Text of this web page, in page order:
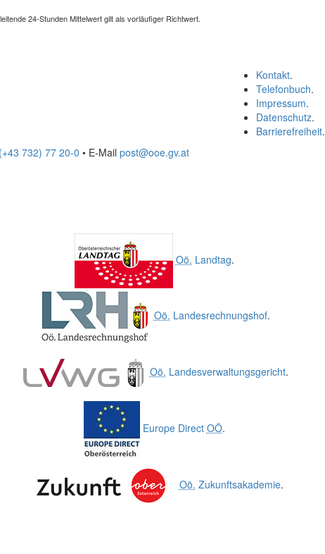
24-Stunden Mittelwert gilt als vorläufiger Richtwert.
Kontakt.
Telefonbuch.
Impressum.
Datenschutz.
Barrierefreiheit.
(+43 732) 77 20-0 • E-Mail post@ooe.gv.at
Oö. Landtag.
Oö. Landesrechnungshof.
Oö. Landesverwaltungsgericht.
Europe Direct OÖ.
Oö. Zukunftsakademie.